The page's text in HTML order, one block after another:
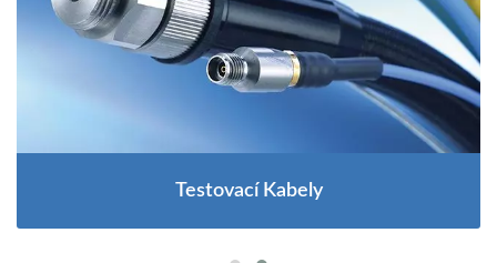
Testovací Kabely